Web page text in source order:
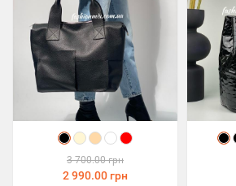
3 700.00 грн
2 990.00 грн